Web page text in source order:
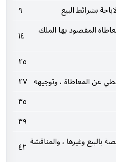
بشرائط البيع
٩
المقصود بها الملك
١٤
٢٥
عن المعاطاة ، وتوجيهه ٢٧
٣٥
٣٩
بالبيع وغيرها ، والمناقشة ٤٢